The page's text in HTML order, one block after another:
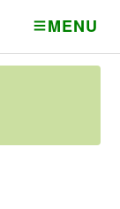
MENU